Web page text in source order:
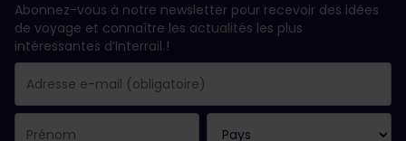
Abonnez-vous à notre newsletter pour recevoir des idées
de voyage et connaître les actualités les plus
intéressantes d’Interrail !